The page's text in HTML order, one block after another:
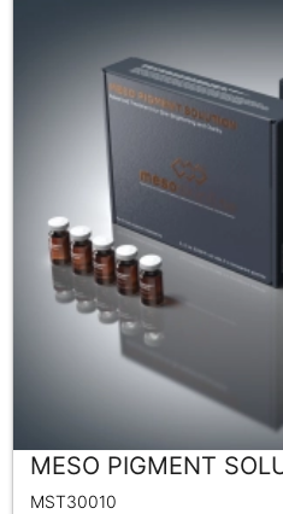
MESO PIGMENT
MST30010